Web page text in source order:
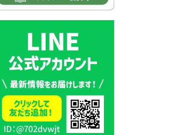
2026年7月30日 豊前市立学校
2026年7月30日 豊前市立学校
紹介≪再編計画の見直しにつ
いて≫
2026年7月29日 豊前市指定ご
み袋販売のお知らせ
2026年7月28日 豊前カラス天
狗みなと祭り（花火大会）開
催決定！